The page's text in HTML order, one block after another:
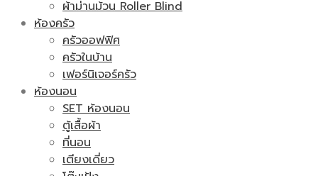
ผ้าม่านม้วน Roller Blind
ห้องครัว
ครัวออฟฟิศ
ครัวในบ้าน
เฟอร์นิเจอร์ครัว
ห้องนอน
SET ห้องนอน
ตู้เสื้อผ้า
ที่นอน
เตียงเดี่ยว